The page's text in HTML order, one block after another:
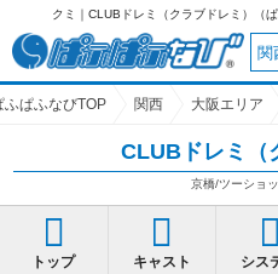
クミ｜CLUBドレミ（クラブドレミ）（ぱふぱふ
関
ふぱふなびTOP 関西 大阪エリア
CLUBドレミ（
京橋/ツーショ
トップ キャスト シス